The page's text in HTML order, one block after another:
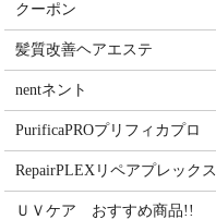
クーポン
髪質改善ヘアエステ
nentネント
PurificaPROプリフィカプロ
RepairPLEXリペアプレックス
ＵＶケア おすすめ商品!!